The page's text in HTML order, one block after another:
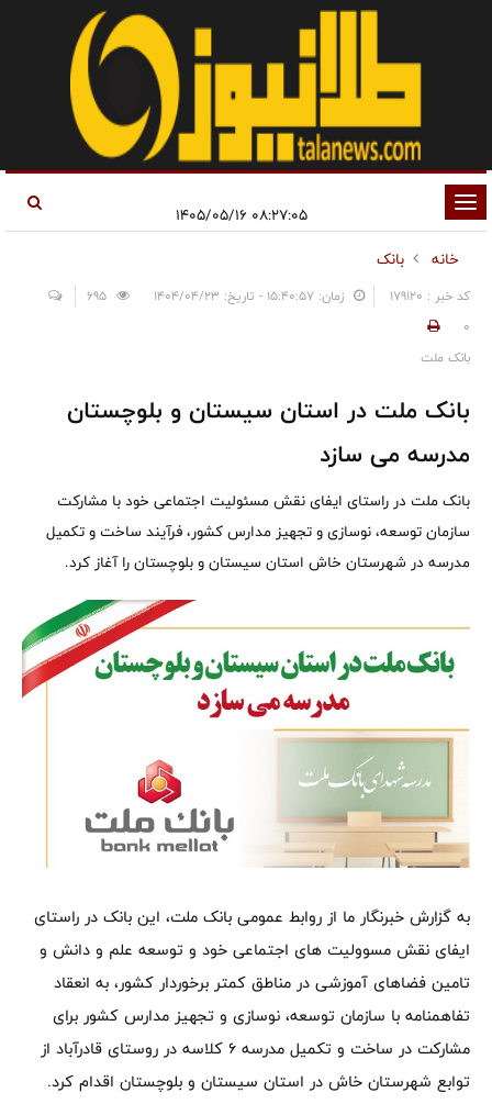
تغییر
وضعیت
ناوبری
۰۸:۲۷:۰۵ ۱۴۰۵/۰۵/۱۶
خانه
بانک
کد خبر : 179120 زمان: ۱۵:۴۰:۵۷ - تاریخ: ۱۴۰۴/۰۴/۲۳
0
بانک ملت
بانک ملت در استان سیستان و بلوچستان
مدرسه می سازد
بانک ملت در راستای ایفای نقش مسئولیت اجتماعی خود با مشارکت
سازمان توسعه، نوسازی و تجهیز مدارس کشور، فرآیند ساخت و تکمیل
مدرسه در شهرستان خاش استان سیستان و بلوچستان را آغاز کرد.
به گزارش خبرنگار ما از روابط عمومی بانک ملت، این بانک در راستای
ایفای نقش مسوولیت های اجتماعی خود و توسعه علم و دانش و
تامین فضاهای آموزشی در مناطق کمتر برخوردار کشور، به انعقاد
تفاهمنامه با سازمان توسعه، نوسازی و تجهیز مدارس کشور برای
مشارکت در ساخت و تکمیل مدرسه ۶ کلاسه در روستای قادرآباد از
توابع شهرستان خاش در استان سیستان و بلوچستان اقدام کرد.